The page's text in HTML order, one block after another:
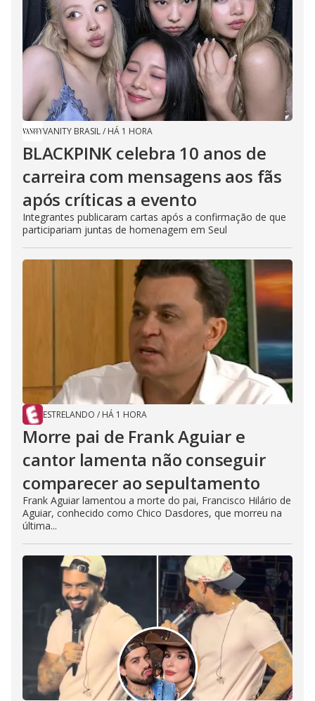
VANITY BRASIL/ HÁ 1 HORA
BLACKPINK celebra 10 anos de
carreira com mensagens aos fãs
após críticas a evento
Integrantes publicaram cartas após a confirmação de que
participariam juntas de homenagem em Seul
ESTRELANDO / HÁ 1 HORA
Morre pai de Frank Aguiar e
cantor lamenta não conseguir
comparecer ao sepultamento
Frank Aguiar lamentou a morte do pai, Francisco Hilário de
Aguiar, conhecido como Chico Dasdores, que morreu na
última...